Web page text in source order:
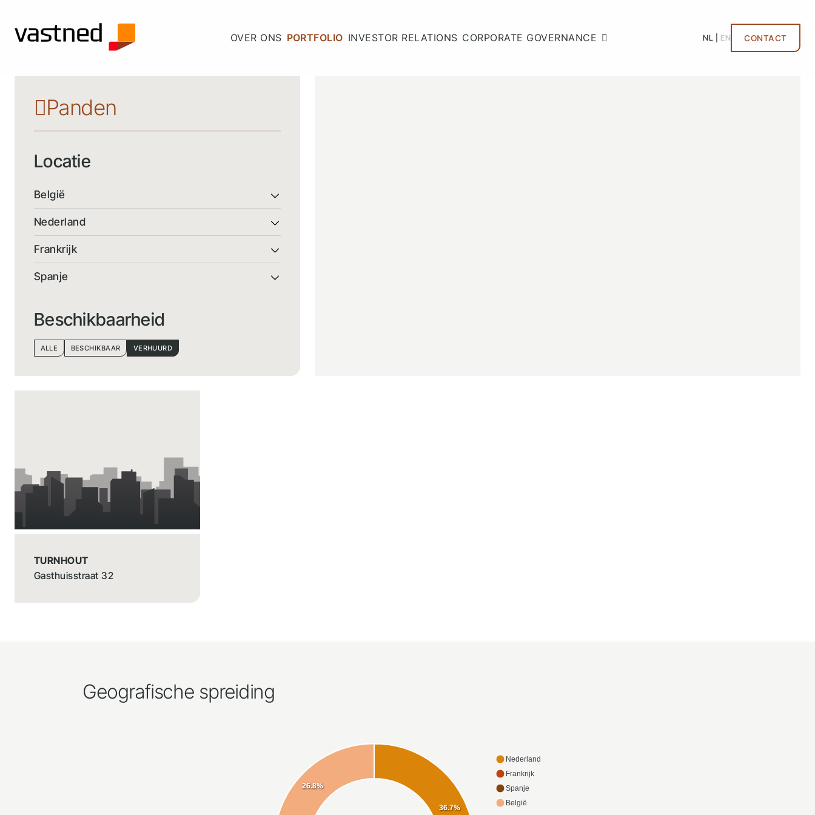
OVER ONS PORTFOLIO INVESTOR RELATIONS CORPORATE GOVERNANCE NL EN CONTACT
Panden
Locatie
België
Nederland
Frankrijk
Spanje
Beschikbaarheid
ALLE BESCHIKBAAR VERHUURD
TURNHOUT
Gasthuisstraat 32
Geografische spreiding
36.7%
26.8%
Nederland
Frankrijk
Spanje
België